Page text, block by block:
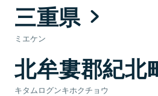
三重県
ミエケン
北牟婁郡紀北
キタムログンキホクチョウ